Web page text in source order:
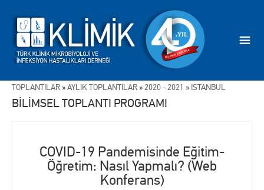
TOPLANTILAR »AYLIK TOPLANTILAR »2020 - 2021 » İSTANBUL
BİLİMSEL TOPLANTI PROGRAMI
COVID-19 Pandemisinde Eğitim-
Öğretim: Nasıl Yapmalı? (Web
Konferans)